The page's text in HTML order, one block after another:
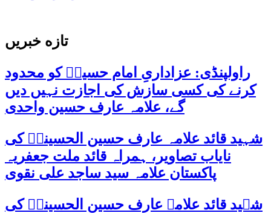
تازه خبریں
راولپنڈی: عزاداریِ امام حسینؑ کو محدود
کرنے کی کسی سازش کی اجازت نہیں دیں
گے، علامہ عارف حسین واحدی
شہید قائد علامہ عارف حسین الحسینیؒ کی
نایاب تصاویر، ہمراہ قائد ملت جعفریہ
پاکستان علامہ سید ساجد علی نقوی
شہید قائد علامہ عارف حسین الحسینیؒ کی